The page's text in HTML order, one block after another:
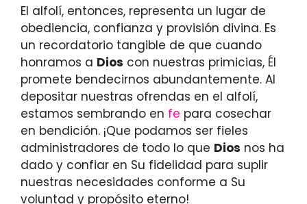
El alfolí, entonces, representa un lugar de
obediencia, confianza y provisión divina. Es
un recordatorio tangible de que cuando
honramos a Dios con nuestras primicias, Él
promete bendecirnos abundantemente. Al
depositar nuestras ofrendas en el alfolí,
estamos sembrando en fe para cosechar
en bendición. ¡Que podamos ser fieles
administradores de todo lo que Dios nos ha
dado y confiar en Su fidelidad para suplir
nuestras necesidades conforme a Su
voluntad y propósito eterno!